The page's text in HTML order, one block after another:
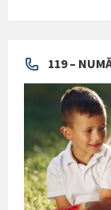
119 –